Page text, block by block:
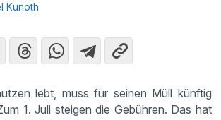
Kunoth
lebt, muss für seinen Müll künftig
1. Juli steigen die Gebühren. Das hat